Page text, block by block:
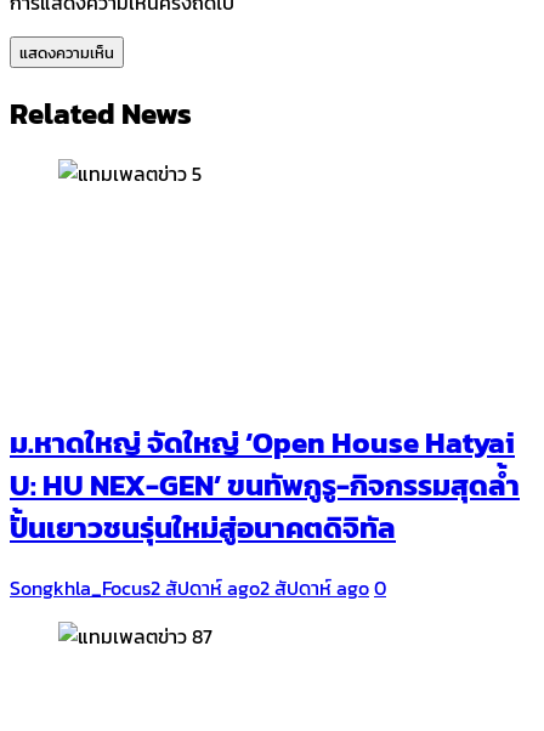
Related News
ม.หาดใหญ่ จัดใหญ่ ‘Open House Hatyai
U: HU NEX-GEN’ ขนทัพกูรู-กิจกรรมสุดล้ำ
ปั้นเยาวชนรุ่นใหม่สู่อนาคตดิจิทัล
Songkhla_Focus2 สัปดาห์ ago2 สัปดาห์ ago0